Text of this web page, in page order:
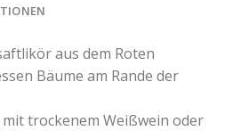
aus dem Roten
Bäume am Rande der
trockenem Weißwein oder